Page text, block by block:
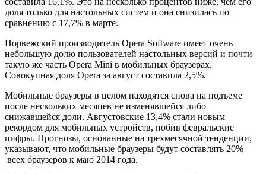
доля только для настольных систем и она снизилась по
сравнению с 17,7% в марте.
Норвежский производитель Opera Software имеет очень
небольшую долю пользователей настольных версий и почти
такую же часть Opera Mini в мобильных браузерах.
Совокупная доля Opera за август составила 2,5%.
Мобильные браузеры в целом находятся снова на подъеме
после нескольких месяцев не изменявшейся либо
снижавшейся доли. Августовские 13,4% стали новым
рекордом для мобильных устройств, побив февральские
цифры. Прогнозы, основанные на трехмесячной тенденции,
указывают, что мобильные браузеры будут составлять 20%
всех браузеров к маю 2014 года.